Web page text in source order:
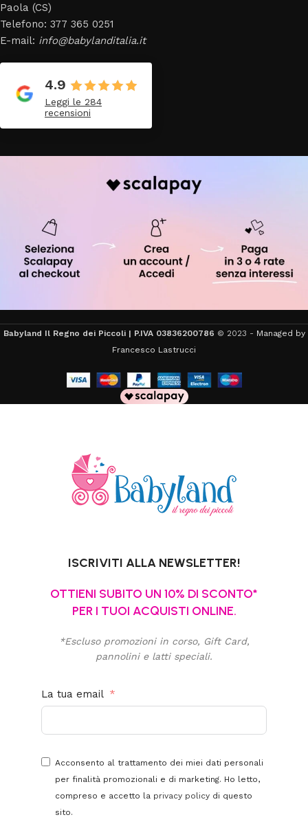
Paola (CS)
Telefono: 377 365 0251
E-mail: info@babylanditalia.it
4.9
Leggi le 284
recensioni
Babyland Il Regno dei Piccoli | P.IVA 03836200786 © 2023 - Managed by
Francesco Lastrucci
ISCRIVITI ALLA NEWSLETTER!
OTTIENI SUBITO UN 10% DI SCONTO*
PER I TUOI ACQUISTI ONLINE.
*Escluso promozioni in corso, Gift Card,
pannolini e latti speciali.
La tua email
Acconsento al trattamento dei miei dati personali
per finalità promozionali e di marketing. Ho letto,
compreso e accetto la privacy policy di questo
sito.